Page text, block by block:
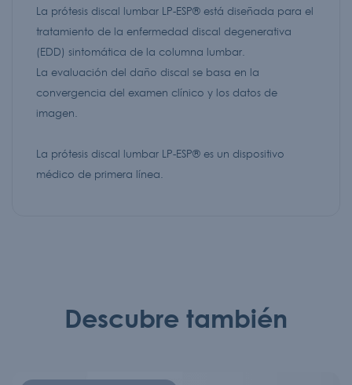
La prótesis discal lumbar LP-ESP® está diseñada para el
tratamiento de la enfermedad discal degenerativa
(EDD) sintomática de la columna lumbar.
La evaluación del daño discal se basa en la
convergencia del examen clínico y los datos de
imagen.
La prótesis discal lumbar LP-ESP® es un dispositivo
médico de primera línea.
Descubre también